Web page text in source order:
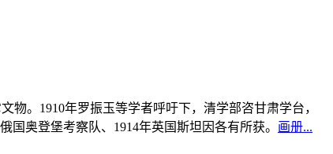
物。1910年罗振玉等学者呼吁下，清学部咨甘肃学台，
国奥登堡考察队、1914年英国斯坦因各有所获。 画册...